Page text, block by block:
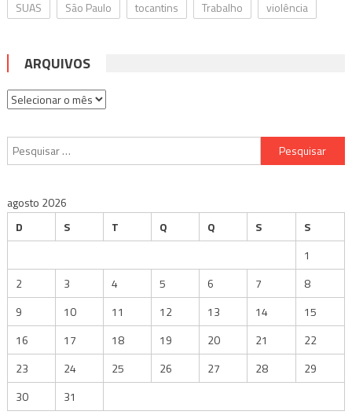
SUAS
São Paulo tocantins Trabalho violência
ARQUIVOS
Arquivos
Pesquisar
por:
agosto 2026
D
S T Q Q S
S
1
2
3 4 5 6 7
8
9
10 11 12 13 14
15
16
17 18 19 20 21
22
23
24 25 26 27 28
29
30
31